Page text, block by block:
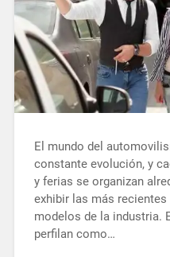
El mundo del
constante evolución, y
y ferias se organizan
exhibir las más
modelos de la industria.
perfilan como…